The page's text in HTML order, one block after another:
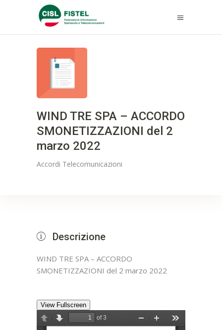
WIND TRE SPA – ACCORDO
SMONETIZZAZIONI del 2
marzo 2022
Accordi Telecomunicazioni
Descrizione
WIND TRE SPA – ACCORDO
SMONETIZZAZIONI del 2 marzo 2022
View Fullscreen